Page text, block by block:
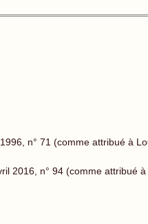
n° 71 (comme attribué à
2016, n° 94 (comme attribué